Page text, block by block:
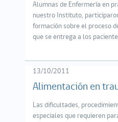
Alumnas de Enfermería en
nuestro Instituto,
formación sobre el proceso
que se entrega a los
13/10/2011
Alimentación en
Las dificultades,
especiales que requieren